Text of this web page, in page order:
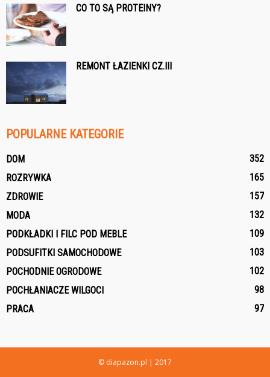
CO TO SĄ PROTEINY?
REMONT ŁAZIENKI CZ.III
POPULARNE KATEGORIE
DOM
352
ROZRYWKA
165
ZDROWIE
157
MODA
132
PODKŁADKI I FILC POD MEBLE
109
PODSUFITKI SAMOCHODOWE
103
POCHODNIE OGRODOWE
102
POCHŁANIACZE WILGOCI
98
PRACA
97
© diapazon.pl | 2017